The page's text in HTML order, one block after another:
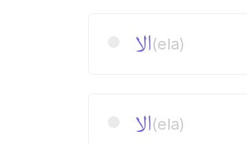
الا(ela)
الا(ela)